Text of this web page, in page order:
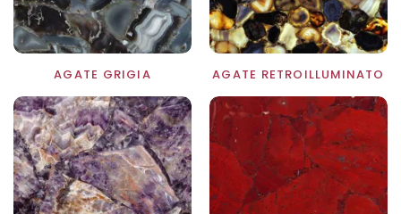
AGATE GRIGIA AGATE RETROILLUMINATO